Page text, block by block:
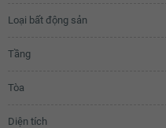
Loại bất động sản
Tầng
Tòa
Diện tích